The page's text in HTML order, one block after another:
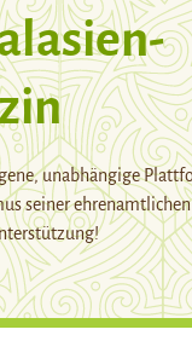
unabhängige
seiner